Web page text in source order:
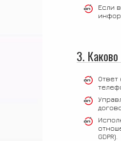
Если
3.
GDPR).